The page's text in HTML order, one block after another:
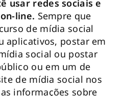
usar redes sociais e
line. Sempre que
de mídia social
aplicativos, postar em
social ou postar
ou em um de
de mídia social nos
informações sobre